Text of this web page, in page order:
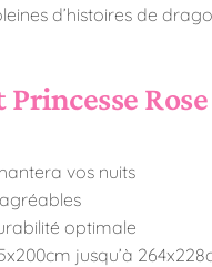
d’histoires de
Rose
vos nuits
optimale
jusqu’à